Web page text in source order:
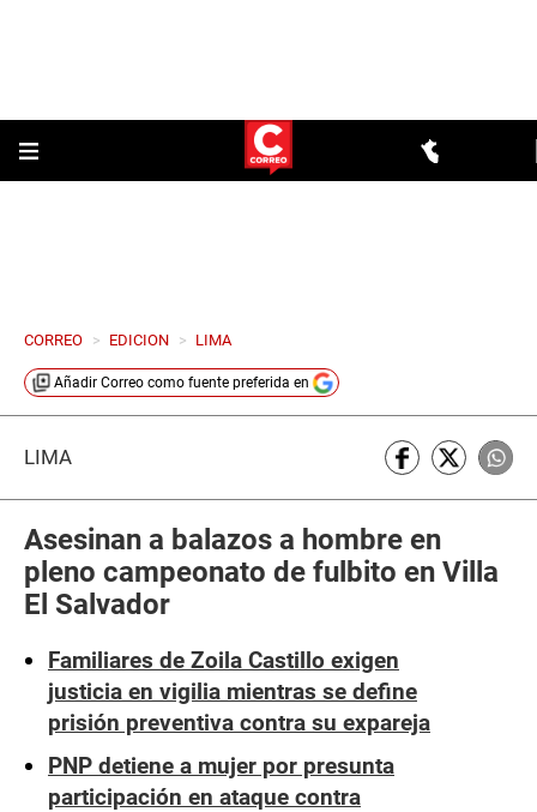
CORREO > EDICION > LIMA
Añadir Correo como fuente preferida en
LIMA
Asesinan a balazos a hombre en
pleno campeonato de fulbito en Villa
El Salvador
Familiares de Zoila Castillo exigen
justicia en vigilia mientras se define
prisión preventiva contra su expareja
PNP detiene a mujer por presunta
participación en ataque contra